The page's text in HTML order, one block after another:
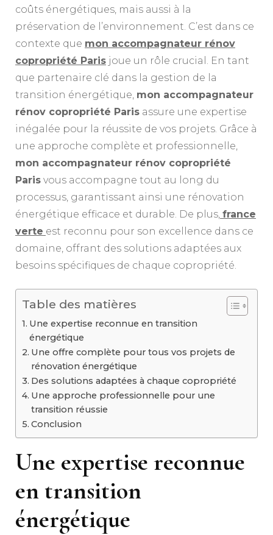
coûts énergétiques, mais aussi à la
préservation de l’environnement. C’est dans ce
contexte que mon accompagnateur rénov
copropriété Paris joue un rôle crucial. En tant
que partenaire clé dans la gestion de la
transition énergétique, mon accompagnateur
rénov copropriété Paris assure une expertise
inégalée pour la réussite de vos projets. Grâce à
une approche complète et professionnelle,
mon accompagnateur rénov copropriété
Paris vous accompagne tout au long du
processus, garantissant ainsi une rénovation
énergétique efficace et durable. De plus, france
verte est reconnu pour son excellence dans ce
domaine, offrant des solutions adaptées aux
besoins spécifiques de chaque copropriété.
Table des matières
Une expertise reconnue en transition
énergétique
Une offre complète pour tous vos projets de
rénovation énergétique
Des solutions adaptées à chaque copropriété
Une approche professionnelle pour une
transition réussie
Conclusion
Une expertise reconnue
en transition
énergétique